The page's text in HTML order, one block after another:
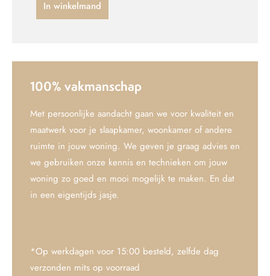
In winkelmand
100% vakmanschap
Met persoonlijke aandacht gaan we voor kwaliteit en
maatwerk voor je slaapkamer, woonkamer of andere
ruimte in jouw woning. We geven je graag advies en
we gebruiken onze kennis en technieken om jouw
woning zo goed en mooi mogelijk te maken. En dat
in een eigentijds jasje.
*Op werkdagen voor 15:00 besteld, zelfde dag
verzonden mits op voorraad